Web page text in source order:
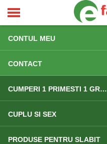
ACASA
CONTUL MEU
CONTACT
CUMPERI 1 PRIMESTI 1 GRATIS
CUPLU SI SEX
PRODUSE PENTRU SLABIT